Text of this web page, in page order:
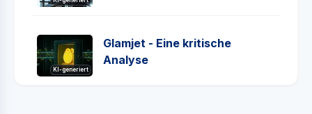
KI-generiert
Glamjet - Eine kritische
Analyse